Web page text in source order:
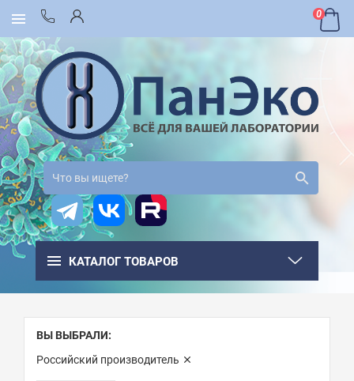
0
КАТАЛОГ ТОВАРОВ
ВЫ ВЫБРАЛИ:
Российский производитель